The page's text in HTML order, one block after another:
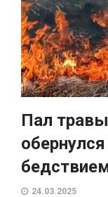
Пал
24.03.2025